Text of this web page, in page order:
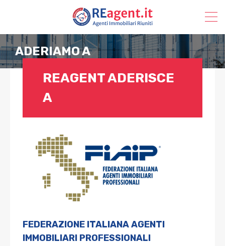
ADERIAMO A
REAGENT ADERISCE
A
FEDERAZIONE ITALIANA AGENTI
IMMOBILIARI PROFESSIONALI